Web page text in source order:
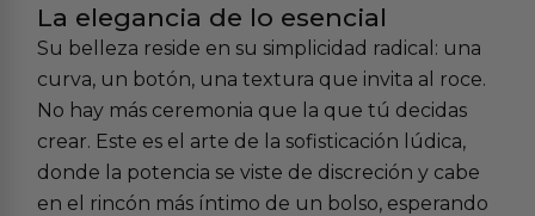
La elegancia de lo esencial
Su belleza reside en su simplicidad radical: una
curva, un botón, una textura que invita al roce.
No hay más ceremonia que la que tú decidas
crear. Este es el arte de la sofisticación lúdica,
donde la potencia se viste de discreción y cabe
en el rincón más íntimo de un bolso, esperando